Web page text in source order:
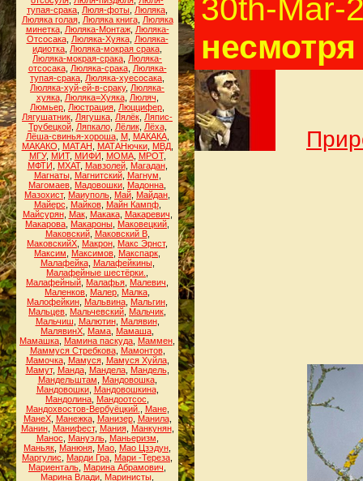
тупая-срака Люля-фоты Люляка
Люляка голая, Люляка книга, Люляка
минетка, Люляка-Монтаж, Люляка-
Отсосака, Люляка-Хуяка, Люляка-
идиотка Люляка-мокрая срака
Люляка-мокрая-срака Люляка-
отсосака, Люляка-срака, Люляка-
тупая-срака Люляка-хуесосака
Люляка-хуй-ей-в-сраку, Люляка-
хуяка, Люляка=Хуяка, Люляч
Люмьер Люстрация Люццифер
Лягушатник Лягушка Лялёк Ляпис-
Трубецкой, Ляпкало, Лёлик, Лёха,
Лёша-свинья-хороша, М, МАКАКА,
МАКАКО
МАТАН МАТАНючки, МВД,
МГУ, МИТ, МИФИ МОМА, МРОТ,
МФТИ
МХАТ, Мавзолей, Магадан,
Магнаты, Магнитский, Магнум
Магомаев Мадовошки Мадонна
Мазохист, Маиуполь Май Майдан
Майерс
Майков, Майн Кампф,
Майсурян, Мак, Макака, Макаревич
Макарова Макароны Маковецкий
Маковский, Маковский В,
МаковскийХ Макрон Макс Эрнст,
Максим
Максимов Макспарк
Малафейка, Малафейкины,
Малафейные шестёрки.
Малафейный Малафья Малевич
Маленков Малер Малка
Малофейкин Мальвина Мальгин
Мальцев Мальчевский Мальчик
Мальчиш
Малютин, Малявин,
МалявинХ Мама Мамаша
Мамашка Мамина паскуда Маммен
Маммуся Стребкова, Мамонтов,
Мамочка, Мамуся, Мамуся Хуйла,
Мамут, Манда, Мандела, Мандель,
Мандельштам
Мандовошка,
Мандовошки, Мандовошкина,
Мандолина Мандоотсос
Мандохвостов-Вербуёцкий.
Мане,
МанеХ, Манежка, Манизер, Манила,
Манин, Манифест, Мания, Манкунян,
Манос
Мануэль, Маньеризм
Маньяк Манюня Мао Мао Цзэдун
Маргулис
Марди Гра Мари -Тереза
Мариенталь Марина Абрамович
Марина Влади Маринисты
30th-Mar-